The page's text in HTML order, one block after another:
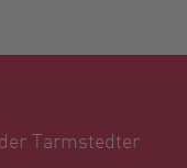
Tarmstedter